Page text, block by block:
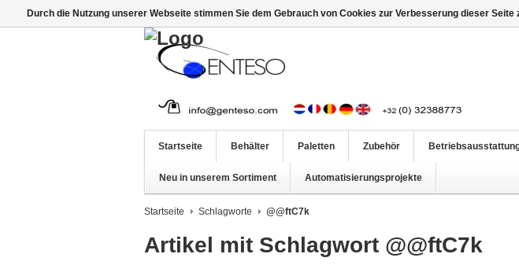
Startseite Behälter Paletten Zubehör
Neu in unserem Sortiment Automatisierungsprojekte
Startseite Schlagworte @@ftC7k
Artikel mit Schlagwort @@ftC7k
Durch die Nutzung unserer Webseite stimmen Sie dem Gebrauch von Cookies zur Verbesserung dieser Seite